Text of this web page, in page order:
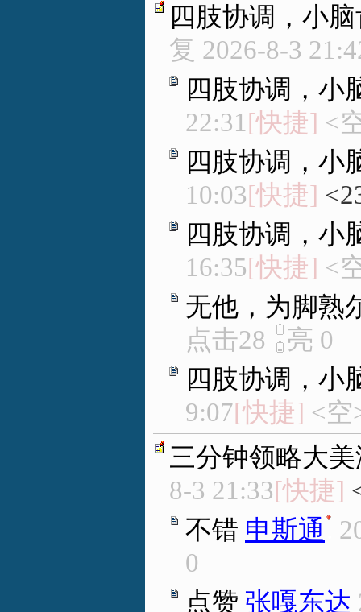
四肢协调，小
复 2026-8-3
四肢协调，小
22:31 [快捷] <
四肢协调，小
10:03[快捷]
四肢协调，小
16:35[快捷] <
无他，为脚熟
点击28
亮 0
四肢协调，小
9:07[快捷] <
三分钟领略大
8-3 21:33[快捷]
不错 申斯通 .
0
点赞 张嘎东达